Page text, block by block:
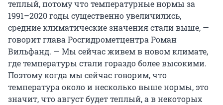
теплый, потому что температурные нормы за
1991–2020 годы существенно увеличились,
средние климатические значения стали выше, —
говорит глава Росгидрометцентра Роман
Вильфанд. — Мы сейчас живем в новом климате,
где температуры стали гораздо более высокими.
Поэтому когда мы сейчас говорим, что
температура около и несколько выше нормы, это
значит, что август будет теплый, а в некоторых